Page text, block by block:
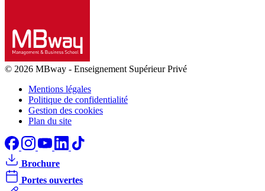
© 2026 MBway - Enseignement Supérieur Privé
Mentions légales
Politique de confidentialité
Gestion des cookies
Plan du site
Brochure
Portes ouvertes